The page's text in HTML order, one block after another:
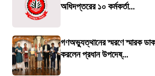
অধিদপ্তরের ১০ কর্মকর্তা...
গণঅভ্যুত্থানের স্মরণে স্মারক
করলেন প্রধান উপদেষ্...